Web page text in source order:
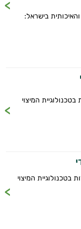
בישראל:
המיצוי
בטכנולוגיית המיצוי